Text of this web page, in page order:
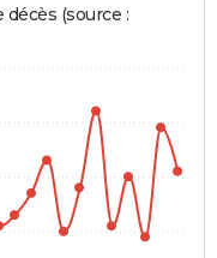
(source :